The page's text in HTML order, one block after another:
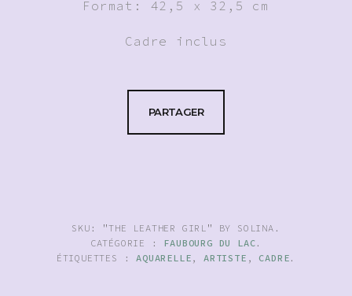
Format: 42,5 x 32,5 cm
Cadre inclus
PARTAGER
SKU: "THE LEATHER GIRL" BY SOLINA .
CATÉGORIE : FAUBOURG DU LAC.
ÉTIQUETTES :AQUARELLE ,ARTISTE , CADRE.